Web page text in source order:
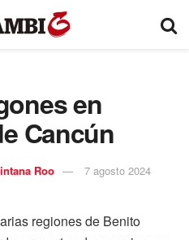
en
Cancún
Roo 7 agosto 2024
regiones de Benito